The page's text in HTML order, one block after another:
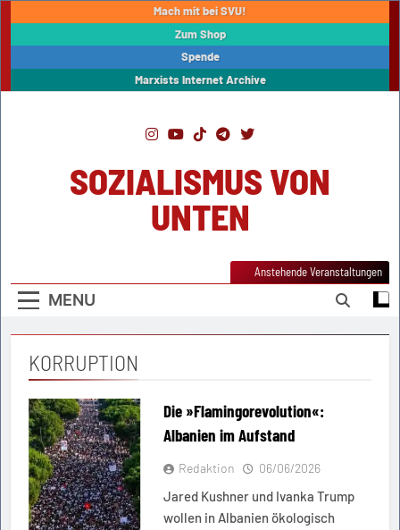
Mach mit bei SVU!
Zum Shop
Spende
Marxists Internet Archive
SOZIALISMUS VON
UNTEN
MENU
Anstehende Veranstaltungen
KORRUPTION
Die »Flamingorevolution«:
Albanien im Aufstand
Redaktion 06/06/2026
Jared Kushner und Ivanka Trump
wollen in Albanien ökologisch